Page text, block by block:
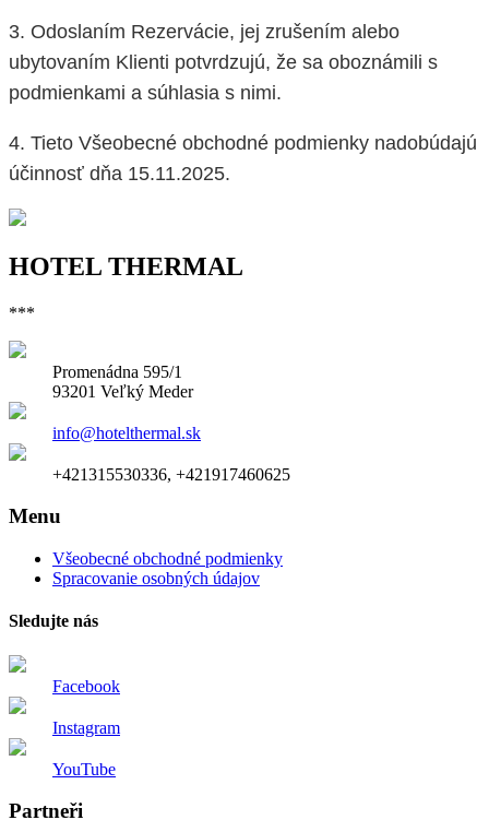
3. Odoslaním Rezervácie, jej zrušením alebo
ubytovaním Klienti potvrdzujú, že sa oboznámili s
podmienkami a súhlasia s nimi.
4. Tieto Všeobecné obchodné podmienky nadobúdajú
účinnosť dňa 15.11.2025.
HOTEL THERMAL
***
Promenádna 595/1
93201 Veľký Meder
info@hotelthermal.sk
+421315530336, +421917460625
Menu
Všeobecné obchodné podmienky
Spracovanie osobných údajov
Sledujte nás
Facebook
Instagram
YouTube
Partneři